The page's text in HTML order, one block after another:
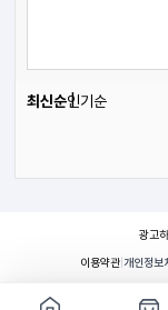
최신순인기순
광고
이용약관 개인정보